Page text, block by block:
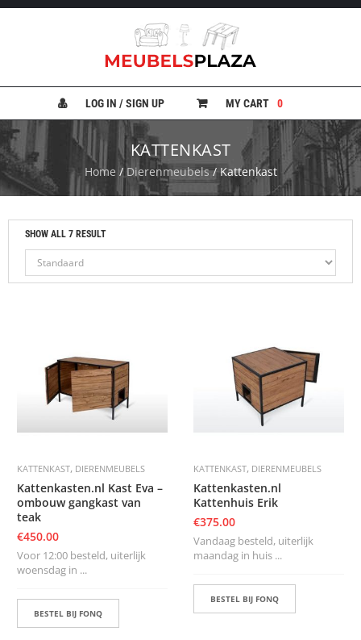
E
N
B
E
D
B
E
M
E
U
B
E
L
A
LOG IN / SIGN UP MY CART 0
KATTENKAST
Home/ Dierenmeubels/ Kattenkast
SHOW ALL 7 RESULT
KATTENKAST, DIERENMEUBELS
Kattenkasten.nl Kast Eva –
ombouw gangkast van
teak
€450.00
Voor 12:00 besteld, uiterlijk
woensdag in ...
BESTEL BIJ FONQ
KATTENKAST, DIERENMEUBELS
Kattenkasten.nl
Kattenhuis Erik
€375.00
Vandaag besteld, uiterlijk
maandag in huis ...
BESTEL BIJ FONQ